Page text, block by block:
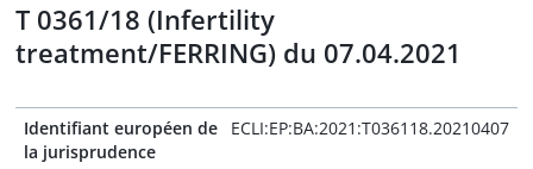
T 0361/18 (Infertility
treatment/FERRING) du 07.04.2021
Identifiant européen de
la jurisprudence
ECLI:EP:BA:2021:T036118.20210407